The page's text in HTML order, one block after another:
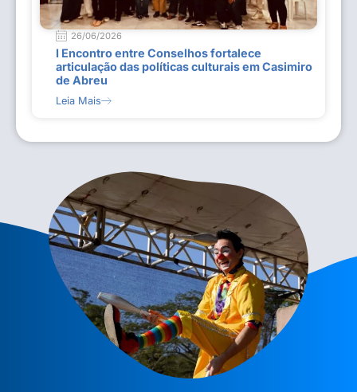
26/06/2026
I Encontro entre Conselhos fortalece
articulação das políticas culturais em Casimiro
de Abreu
Leia Mais